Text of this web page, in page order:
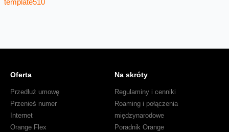
Oferta
Przedłuż umowę
Przenieś numer
Internet
Orange Flex
Na skróty
Regulaminy i cenniki
Roaming i połączenia
międzynarodowe
Poradnik Orange